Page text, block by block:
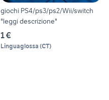
giochi PS4/ps3/ps2/Wii/switch
"leggi descrizione"
1 €
Linguaglossa (CT)